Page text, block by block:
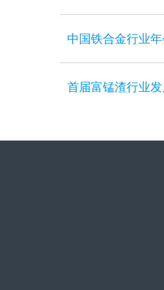
中国铁合金行业
首届富锰渣行业